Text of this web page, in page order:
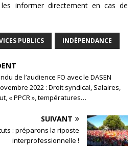
les informer directement en cas de
PUBLICS INDÉPENDANCE
de l’audience FO avec le DASEN
2022 : Droit syndical, Salaires,
« PPCR », températures…
SUIVANT
: préparons la riposte
interprofessionnelle !